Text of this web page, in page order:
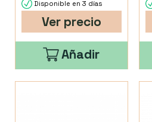
Disponible en 3 días
Ver precio
Añadir